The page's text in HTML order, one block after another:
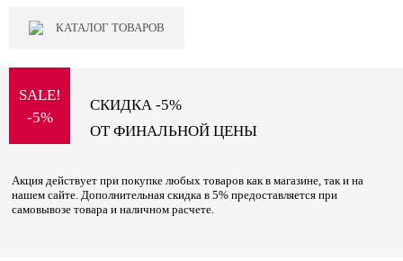
КАТАЛОГ ТОВАРОВ
SALE!
-5%
СКИДКА -5%
ОТ ФИНАЛЬНОЙ ЦЕНЫ
Акция действует при покупке любых товаров как в магазине, так и на
нашем сайте. Дополнительная скидка в 5% предоставляется при
самовывозе товара и наличном расчете.